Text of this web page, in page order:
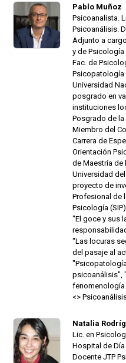
Pablo Muñoz
Psicoanalista.
Psicoanálisis.
Adjunto a
y de Psicología
Fac. de
Psicopatología
Universidad
posgrado en
instituciones
Posgrado de la
Miembro del
Carrera de
Orientación
de Maestría de
Universidad
proyecto de
Profesional de
Psicología
"El goce y sus
"Las locuras
del pasaje al
psicoanálisis",
<>
Natalia
Lic. en
Hospital de
Docente JTP